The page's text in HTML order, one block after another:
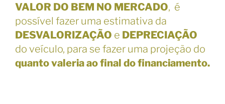
VALOR DO BEM NO MERCADO, é
possível fazer uma estimativa da
DESVALORIZAÇÃO e DEPRECIAÇÃO
do veículo, para se fazer uma projeção do
quanto valeria ao final do financiamento.